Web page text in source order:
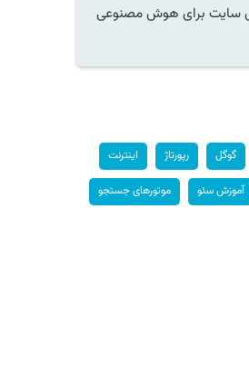
سایت برای هوش مصنوعی
گوگل رپورتاژ اینترنت
آموزش سئو موتورهای جستجو